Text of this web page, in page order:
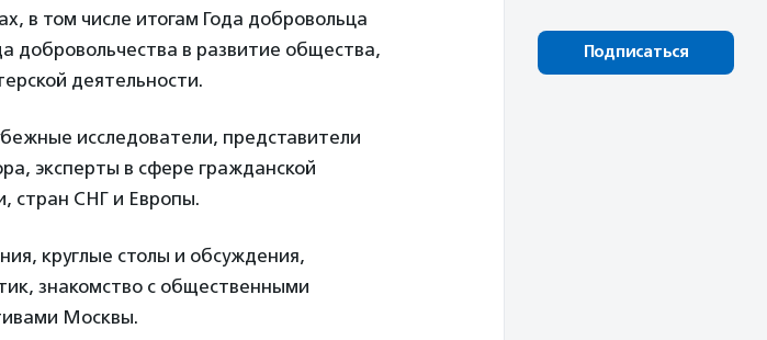
в том числе итогам Года добровольца
добровольчества в развитие общества,
деятельности.
исследователи, представители
эксперты в сфере гражданской
стран СНГ и Европы.
круглые столы и обсуждения,
знакомство с общественными
Москвы.
Подписаться